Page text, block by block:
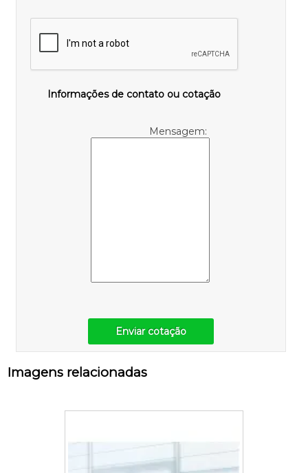
Informações de contato ou cotação
Mensagem:
Enviar cotação
Imagens relacionadas